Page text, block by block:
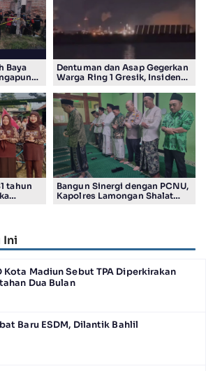
Baya
Dentuman dan Asap Gegerkan
Warga Ring 1 Gresik, Insiden
Smelting
tahun
Bangun Sinergi dengan PCNU,
Kapolres Lamongan Shalat
Ini
Kota Madiun Sebut TPA Diperkirakan
Dua Bulan
Baru ESDM, Dilantik Bahlil